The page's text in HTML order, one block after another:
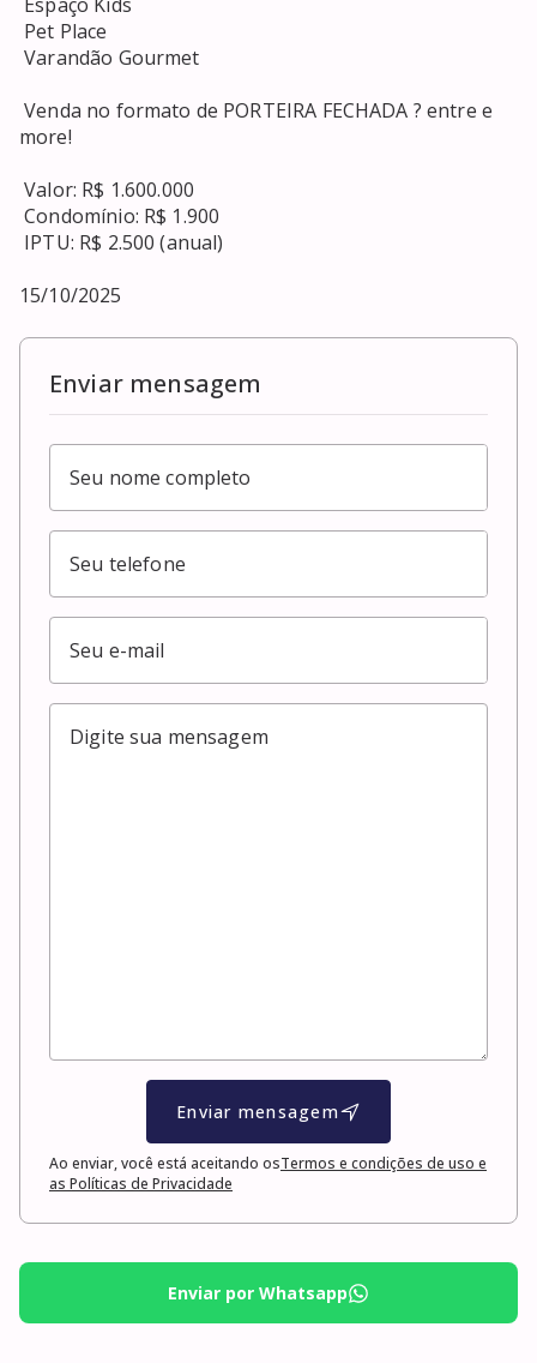
Varandão Gourmet
Venda no formato de PORTEIRA FECHADA ? entre e
more!
Valor: R$ 1.600.000
Condomínio: R$ 1.900
15/10/2025
Enviar mensagem
Enviar mensagem
Ao enviar, você está aceitando osTermos e condições de uso e
as Políticas de Privacidade
Enviar por Whatsapp